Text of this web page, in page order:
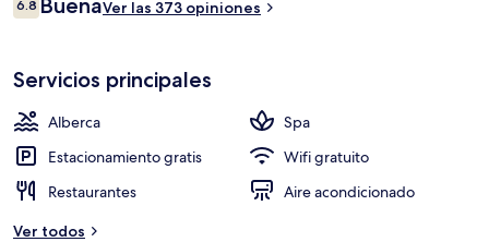
de
6.86.8 de 10,
BuenaVer las 373 opiniones
Servicios principales
Alberca
Spa
Estacionamiento gratis
Wifi gratuito
Restaurantes
Aire acondicionado
Ver todos